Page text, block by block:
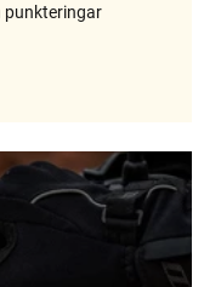
punkteringar